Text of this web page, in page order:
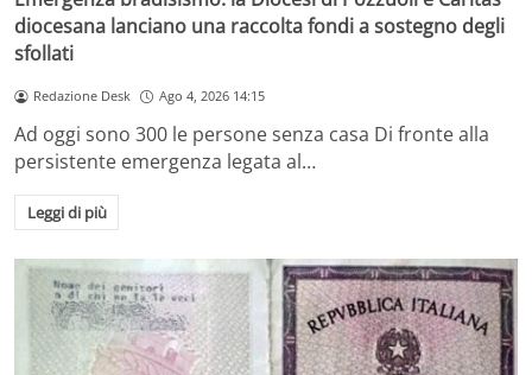
diocesana lanciano una raccolta fondi a sostegno degli
sfollati
Redazione Desk Ago 4, 2026 14:15
Ad oggi sono 300 le persone senza casa Di fronte alla
persistente emergenza legata al…
Leggi di più